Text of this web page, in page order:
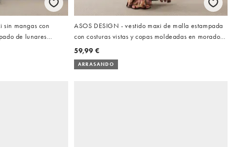
sin mangas con
de lunares
ASOS DESIGN - vestido maxi de malla estampada
con costuras vistas y copas moldeadas en morado
floral
59,99 €
ARRASANDO